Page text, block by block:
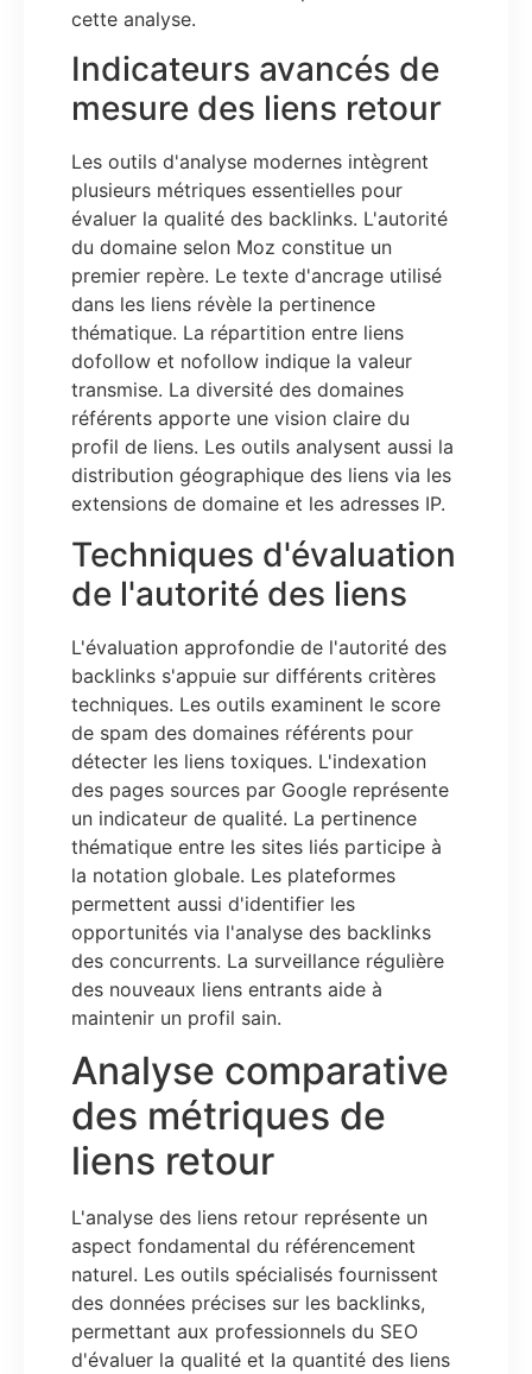
cette analyse.
Indicateurs avancés de
mesure des liens retour
Les outils d'analyse modernes intègrent
plusieurs métriques essentielles pour
évaluer la qualité des backlinks. L'autorité
du domaine selon Moz constitue un
premier repère. Le texte d'ancrage utilisé
dans les liens révèle la pertinence
thématique. La répartition entre liens
dofollow et nofollow indique la valeur
transmise. La diversité des domaines
référents apporte une vision claire du
profil de liens. Les outils analysent aussi la
distribution géographique des liens via les
extensions de domaine et les adresses IP.
Techniques d'évaluation
de l'autorité des liens
L'évaluation approfondie de l'autorité des
backlinks s'appuie sur différents critères
techniques. Les outils examinent le score
de spam des domaines référents pour
détecter les liens toxiques. L'indexation
des pages sources par Google représente
un indicateur de qualité. La pertinence
thématique entre les sites liés participe à
la notation globale. Les plateformes
permettent aussi d'identifier les
opportunités via l'analyse des backlinks
des concurrents. La surveillance régulière
des nouveaux liens entrants aide à
maintenir un profil sain.
Analyse comparative
des métriques de
liens retour
L'analyse des liens retour représente un
aspect fondamental du référencement
naturel. Les outils spécialisés fournissent
des données précises sur les backlinks,
permettant aux professionnels du SEO
d'évaluer la qualité et la quantité des liens